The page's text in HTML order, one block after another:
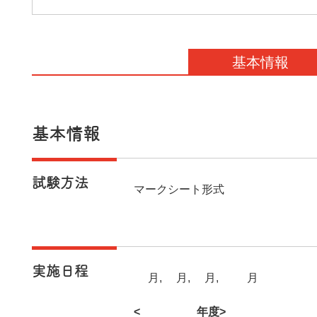
基本情報
基本情報
試験方法 マークシート形式
実施日程 1月,4月,7月,10月
<2026年度>